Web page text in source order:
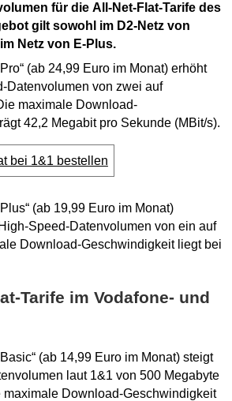
für die All-Net-Flat-Tarife des
gilt sowohl im D2-Netz von
Netz von E-Plus.
(ab 24,99 Euro im Monat) erhöht
Datenvolumen von zwei auf
maximale Download-
42,2 Megabit pro Sekunde (MBit/s).
bei 1&1 bestellen
(ab 19,99 Euro im Monat)
Speed-Datenvolumen von ein auf
Download-Geschwindigkeit liegt bei
Tarife im Vodafone- und
(ab 14,99 Euro im Monat) steigt
laut 1&1 von 500 Megabyte
maximale Download-Geschwindigkeit